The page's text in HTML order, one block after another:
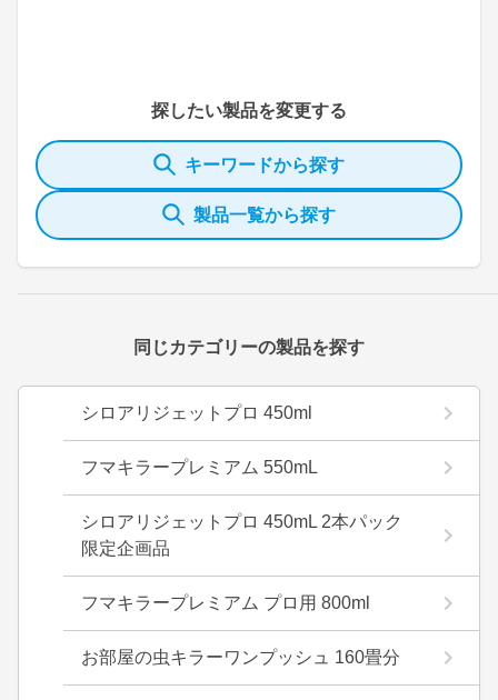
探したい製品を変更する
キーワードから探す
製品一覧から探す
同じカテゴリーの製品を探す
シロアリジェットプロ 450ml
フマキラープレミアム 550mL
シロアリジェットプロ 450mL 2本パック
限定企画品
フマキラープレミアム プロ用 800ml
お部屋の虫キラーワンプッシュ 160畳分